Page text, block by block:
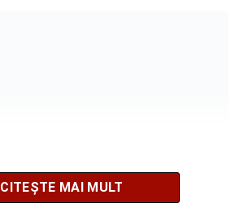
CITEȘTE MAI MULT